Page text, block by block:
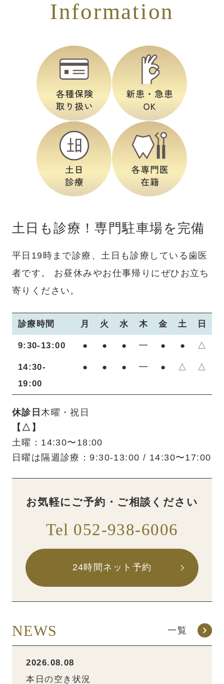
Information
土日も診療！専門駐車場を完備
平日19時まで診療、土日も診療している歯医
者です。
お昼休みやお仕事帰りにぜひお立ち
寄りください。
診療時間 月 火 水 木 金 土 日
9:30-13:00 ● ● ● ━ ● ● △
14:30-
19:00
● ● ● ━ ● △ △
休診日木曜・祝日
【△】
土曜：14:30〜18:00
日曜は隔週診療：9:30-13:00 / 14:30〜17:00
お気軽にご予約・ご相談ください
Tel 052-938-6006
24時間ネット予約
NEWS 一覧
2026.08.08
本日の空き状況